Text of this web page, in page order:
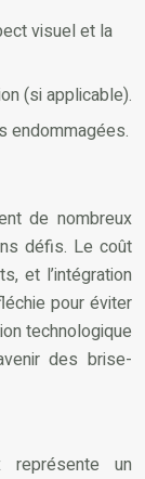
visuel et la
(si applicable).
endommagées.
de nombreux
défis. Le coût
et l’intégration
pour éviter
technologique
des brise-
représente un